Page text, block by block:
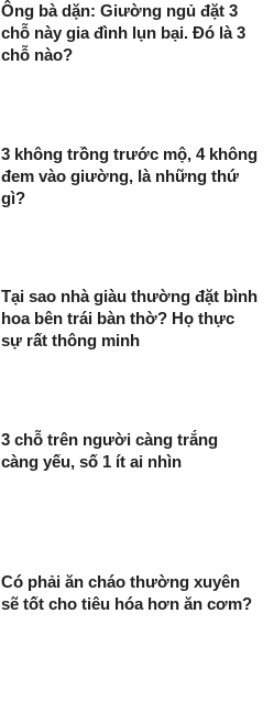
Ông bà dặn: Giường ngủ đặt 3
chỗ này gia đình lụn bại. Đó là 3
chỗ nào?
3 không trồng trước mộ, 4 không
đem vào giường, là những thứ
gì?
Tại sao nhà giàu thường đặt bình
hoa bên trái bàn thờ? Họ thực
sự rất thông minh
3 chỗ trên người càng trắng
càng yếu, số 1 ít ai nhìn
Có phải ăn cháo thường xuyên
sẽ tốt cho tiêu hóa hơn ăn cơm?